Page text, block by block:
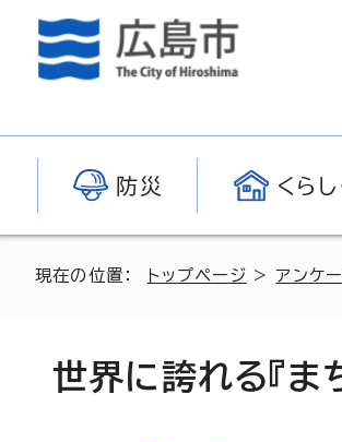
防災 くら
現在の位置： トップページ > アンケ
世界に誇れる『